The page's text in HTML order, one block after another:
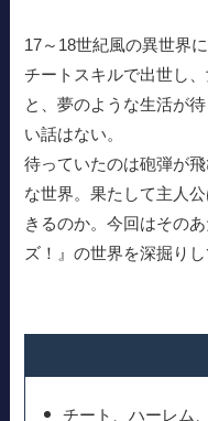
17～18世紀風の異世界
チートスキルで出世し
と、夢のような生活が
い話はない。
待っていたのは砲弾が
な世界。果たして主人
きるのか。今回はその
ズ！』の世界を深掘りし
チート、ハーレム